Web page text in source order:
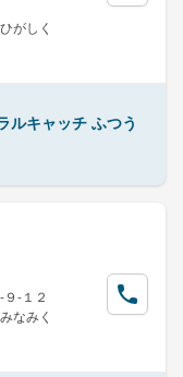
がしく
ルキャッチ ふつう
-１２
なみく